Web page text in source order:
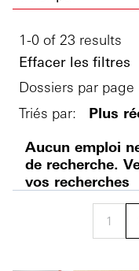
1-0 of 23 results
Effacer les filtres
Dossiers par page
Triés par:
Plus
Aucun emploi
de recherche.
vos recherches
1